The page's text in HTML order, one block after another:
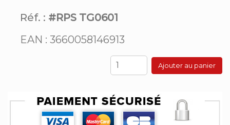
Réf. : #RPS TG0601
EAN : 3660058146913
Ajouter au panier